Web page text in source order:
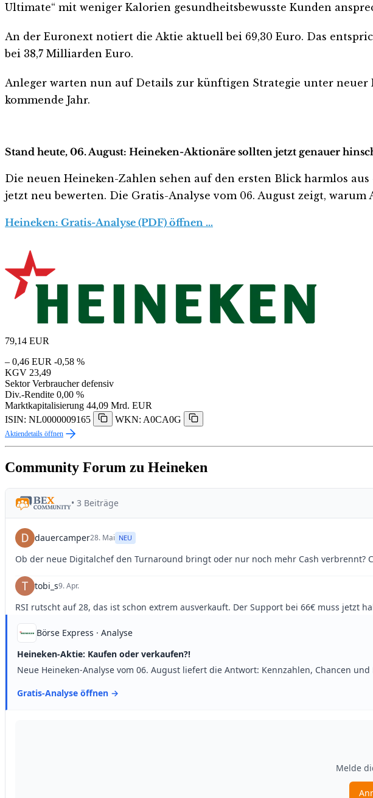
Ultimate“ mit weniger Kalorien gesundheitsbewusste Kunden
An der Euronext notiert die Aktie aktuell bei 69,30 Euro. Das
bei 38,7 Milliarden Euro.
Anleger warten nun auf Details zur künftigen Strategie unter neuer
kommende Jahr.
Stand heute, 06. August: Heineken-Aktionäre sollten jetzt genauer
Die neuen Heineken-Zahlen sehen auf den ersten Blick harmlos
jetzt neu bewerten. Die Gratis-Analyse vom 06. August zeigt,
Heineken: Gratis-Analyse (PDF) öffnen …
79,14 EUR
– 0,46 EUR -0,58 %
KGV 23,49
Sektor Verbraucher defensiv
Div.-Rendite 0,00 %
Marktkapitalisierung 44,09 Mrd. EUR
ISIN: NL0000009165
WKN: A0CA0G
Aktiendetails öffnen
Community Forum zu Heineken